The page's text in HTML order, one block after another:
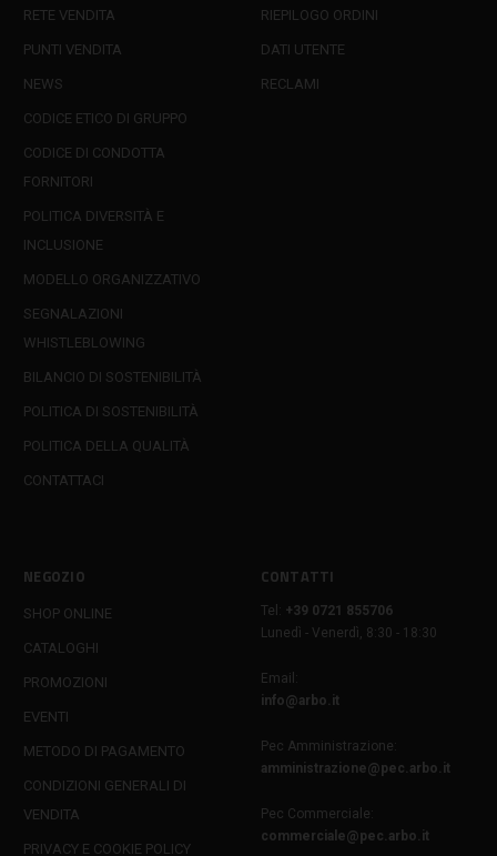
RETE VENDITA
PUNTI VENDITA
NEWS
CODICE ETICO DI GRUPPO
CODICE DI CONDOTTA
FORNITORI
POLITICA DIVERSITÀ E
INCLUSIONE
MODELLO ORGANIZZATIVO
SEGNALAZIONI
WHISTLEBLOWING
BILANCIO DI SOSTENIBILITÀ
POLITICA DI SOSTENIBILITÀ
POLITICA DELLA QUALITÀ
CONTATTACI
RIEPILOGO ORDINI
DATI UTENTE
RECLAMI
NEGOZIO
SHOP ONLINE
CATALOGHI
PROMOZIONI
EVENTI
METODO DI PAGAMENTO
CONDIZIONI GENERALI DI
VENDITA
PRIVACY E COOKIE POLICY
CONTATTI
Tel:
+39 0721 855706
Lunedì - Venerdì, 8:30 - 18:30
Email:
info@arbo.it
Pec Amministrazione:
amministrazione@pec.arbo.it
Pec Commerciale:
commerciale@pec.arbo.it